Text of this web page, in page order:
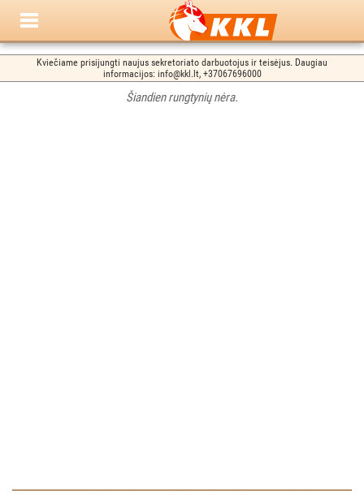
Kviečiame prisijungti naujus sekretoriato darbuotojus ir teisėjus. Daugiau
informacijos: info@kkl.lt, +37067696000
Šiandien rungtynių nėra.